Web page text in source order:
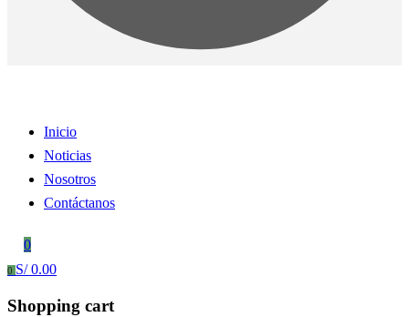
Inicio
Noticias
Nosotros
Contáctanos
0
0 S/0.00
Shopping cart